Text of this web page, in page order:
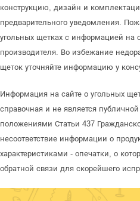
конструкцию, дизайн и
предварительного уведомления.
угольных щетках с информацией
производителя. Во избежание
щеток уточняйте информацию у
Информация на сайте о угольных
справочная и не является
положениями Статьи 437
несоответствие информации о
характеристиками - опечатки, о
обратной связи для скорейшего